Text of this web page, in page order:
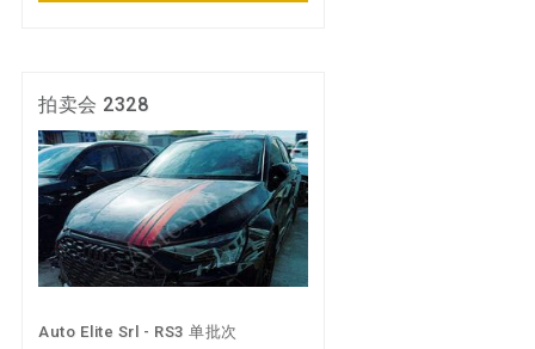
拍卖会 2328
Auto Elite Srl - RS3 单批次